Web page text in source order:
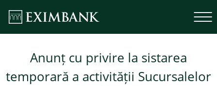
Anunț cu privire la sistarea
temporară a activității Sucursalelor